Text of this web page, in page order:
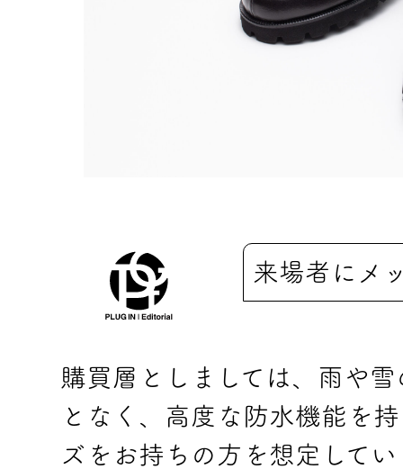
来場者にメ
購買層としましては、雨や
となく、高度な防水機能を
ズをお持ちの方を想定してい